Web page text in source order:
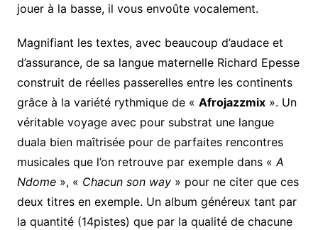
jouer à la basse, il vous envoûte vocalement.
Magnifiant les textes, avec beaucoup d’audace et
d’assurance, de sa langue maternelle Richard Epesse
construit de réelles passerelles entre les continents
grâce à la variété rythmique de « Afrojazzmix». Un
véritable voyage avec pour substrat une langue
duala bien maîtrisée pour de parfaites rencontres
musicales que l’on retrouve par exemple dans « A
Ndome», « Chacun son way» pour ne citer que ces
deux titres en exemple. Un album généreux tant par
la quantité (14pistes) que par la qualité de chacune